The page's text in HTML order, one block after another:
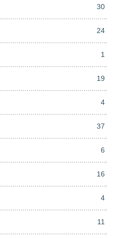
30
24
1
19
4
37
6
16
4
11